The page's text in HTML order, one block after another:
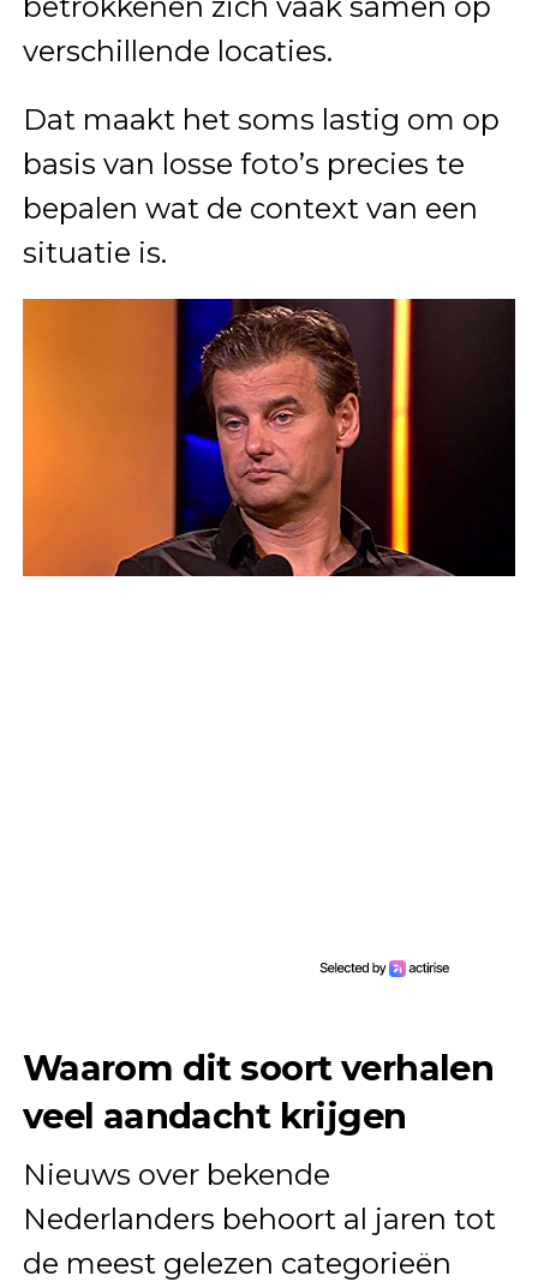
verschillende locaties.
Dat maakt het soms lastig om op
basis van losse foto’s precies te
bepalen wat de context van een
situatie is.
Waarom dit soort verhalen
veel aandacht krijgen
Nieuws over bekende
Nederlanders behoort al jaren tot
de meest gelezen categorieën